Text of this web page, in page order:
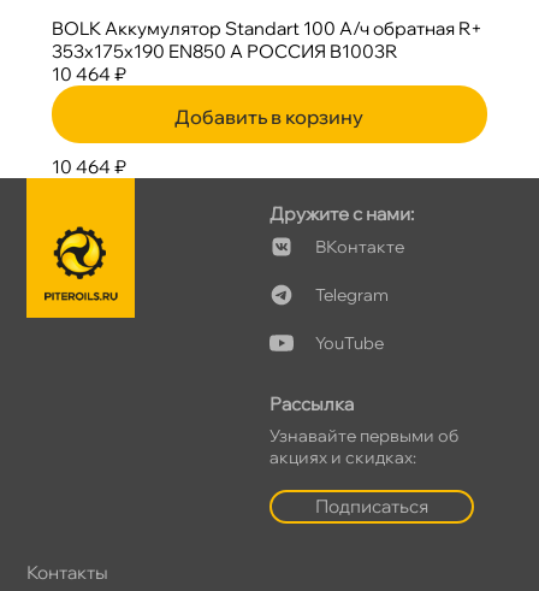
BOLK Аккумулятор Standart 100 А/ч обратная R+
353x175x190 EN850 А РОССИЯ B1003R
10 464 ₽
Добавить в корзину
10 464 ₽
Дружите с нами:
Контакте
Telegram
YouTube
Рассылка
Узнавайте первыми о
акциях и скидках:
Подписаться
Контакты